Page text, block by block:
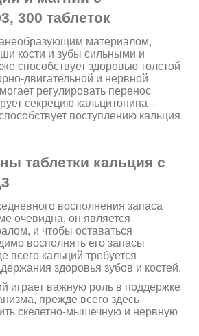
300 таблеток
материалом,
кости и зубы сильными и
способствует здоровью толстой
двигательной и нервной
регулировать перенос
секрецию кальцитонина –
поступлению кальция
таблетки кальция с
восполнения запаса
очевидна, он является
и чтобы оставаться
восполнять его запасы
всего кальций требуется
здоровья зубов и костей.
играет важную роль в поддержке
прежде всего здесь
скелетно-мышечную и нервную